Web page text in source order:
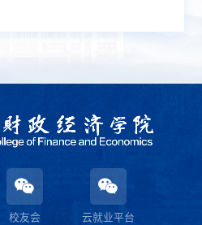
校友会 云就业平台